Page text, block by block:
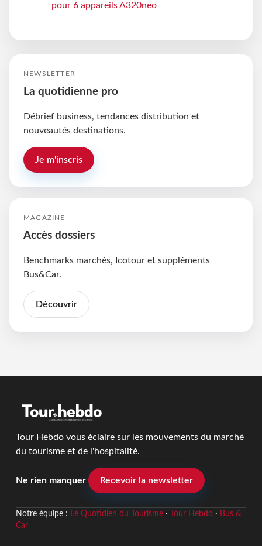
pour 6 appareils A320neo
NEWSLETTER
La quotidienne pro
Débrief business, tendances distribution et
nouveautés destinations.
Je m'inscris
MAGAZINE
Accès dossiers
Benchmarks marchés, Icotour et suppléments
Bus&Car.
Découvrir
Tour Hebdo vous éclaire sur les mouvements du marché
du tourisme et de l'hospitalité.
Ne rien manquer Recevoir la newsletter
Notre équipe : Le Quotidien du Tourisme· Tour Hebdo· Bus &
Car